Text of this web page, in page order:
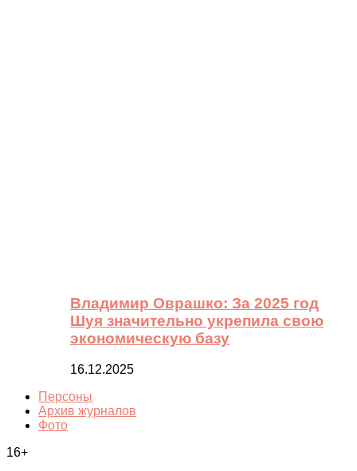
Владимир Оврашко: За 2025 год
Шуя значительно укрепила свою
экономическую базу
16.12.2025
Персоны
Архив журналов
Фото
16+